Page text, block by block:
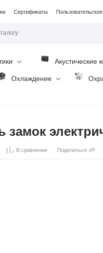
Сертификаты
Акустические
Охлаждение
замок
В сравнение Поделиться